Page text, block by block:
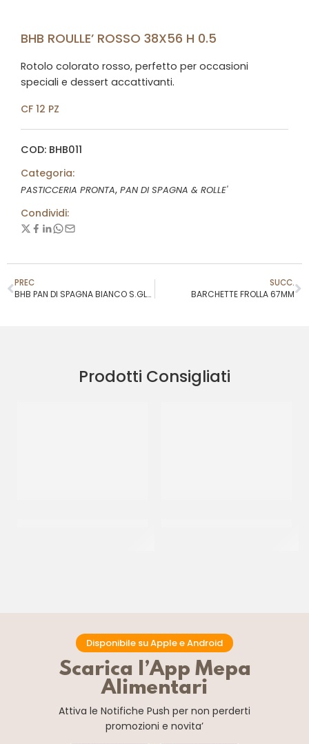
BHB ROULLE’ ROSSO 38X56 H 0.5
Rotolo colorato rosso, perfetto per occasioni
speciali e dessert accattivanti.
CF 12 PZ
COD: BHB011
Categoria:
PASTICCERIA PRONTA, PAN DI SPAGNA & ROLLE'
Condividi:
PREC
BHB PAN DI SPAGNA BIANCO S.GLUTINE 38X56 H1
SUCC.
BARCHETTE FROLLA 67MM
Prodotti Consigliati
Disponibile su Apple e Android
Scarica l’App Mepa
Alimentari
Attiva le Notifiche Push per non perderti
promozioni e novita’